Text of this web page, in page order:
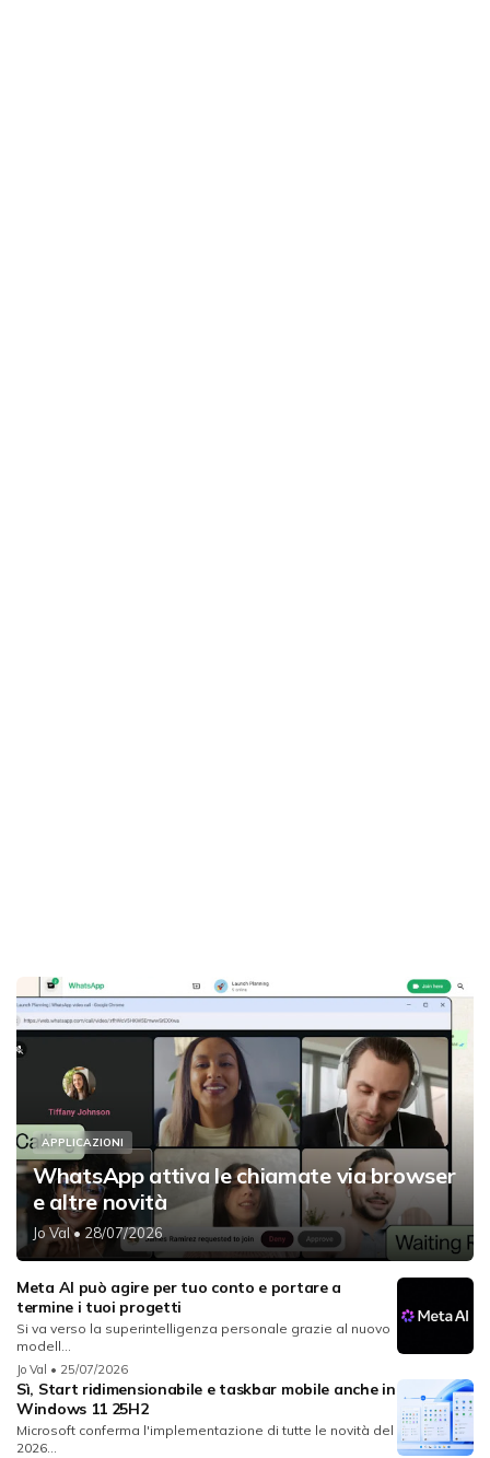
APPLICAZIONI
WhatsApp attiva le chiamate via browser
e altre novità
Jo Val• 28/07/2026
Meta AI può agire per tuo conto e portare a
termine i tuoi progetti
Si va verso la superintelligenza personale grazie al nuovo
modell...
Jo Val • 25/07/2026
Sì, Start ridimensionabile e taskbar mobile anche in
Windows 11 25H2
Microsoft conferma l'implementazione di tutte le novità del
2026...